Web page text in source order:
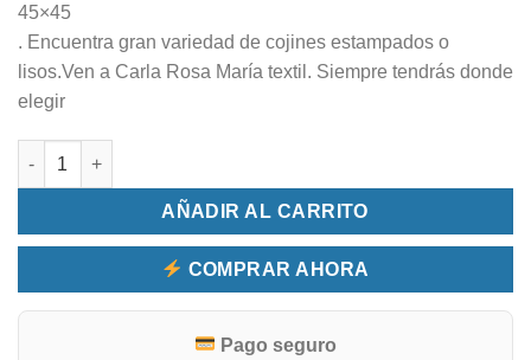
45×45
. Encuentra gran variedad de cojines estampados o
lisos.Ven a Carla Rosa María textil. Siempre tendrás donde
elegir
Cojín cuadrado estampado cantidad
AÑADIR AL CARRITO
COMPRAR AHORA
Pago seguro